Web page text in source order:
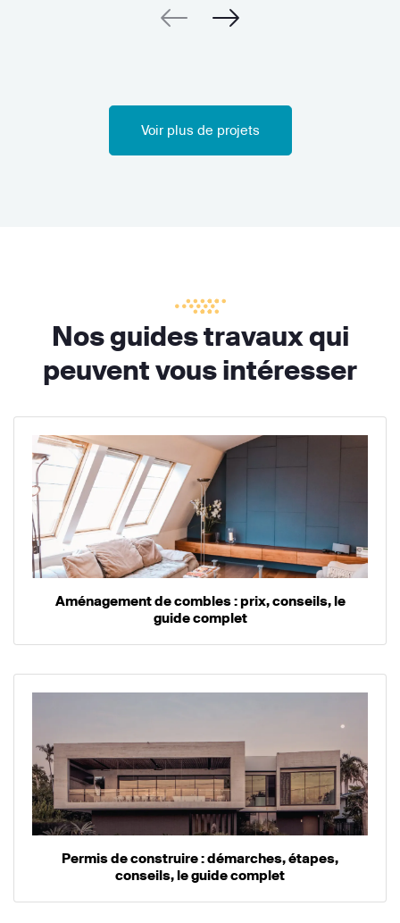
Voir plus de projets
Nos guides travaux qui
peuvent vous intéresser
Aménagement de combles : prix, conseils, le
guide complet
Permis de construire : démarches, étapes,
conseils, le guide complet